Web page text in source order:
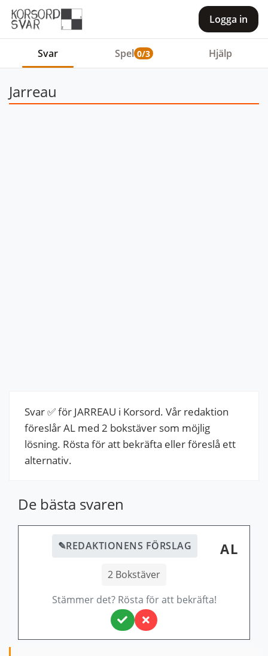
Logga in
Svar Spel 0/3 Hjälp
Jarreau
Svar ✅ för JARREAU i Korsord. Vår redaktion
föreslår AL med 2 bokstäver som möjlig
lösning. Rösta för att bekräfta eller föreslå ett
alternativ.
De bästa svaren
✎REDAKTIONENS FÖRSLAG AL
2 Bokstäver
Stämmer det? Rösta för att bekräfta!